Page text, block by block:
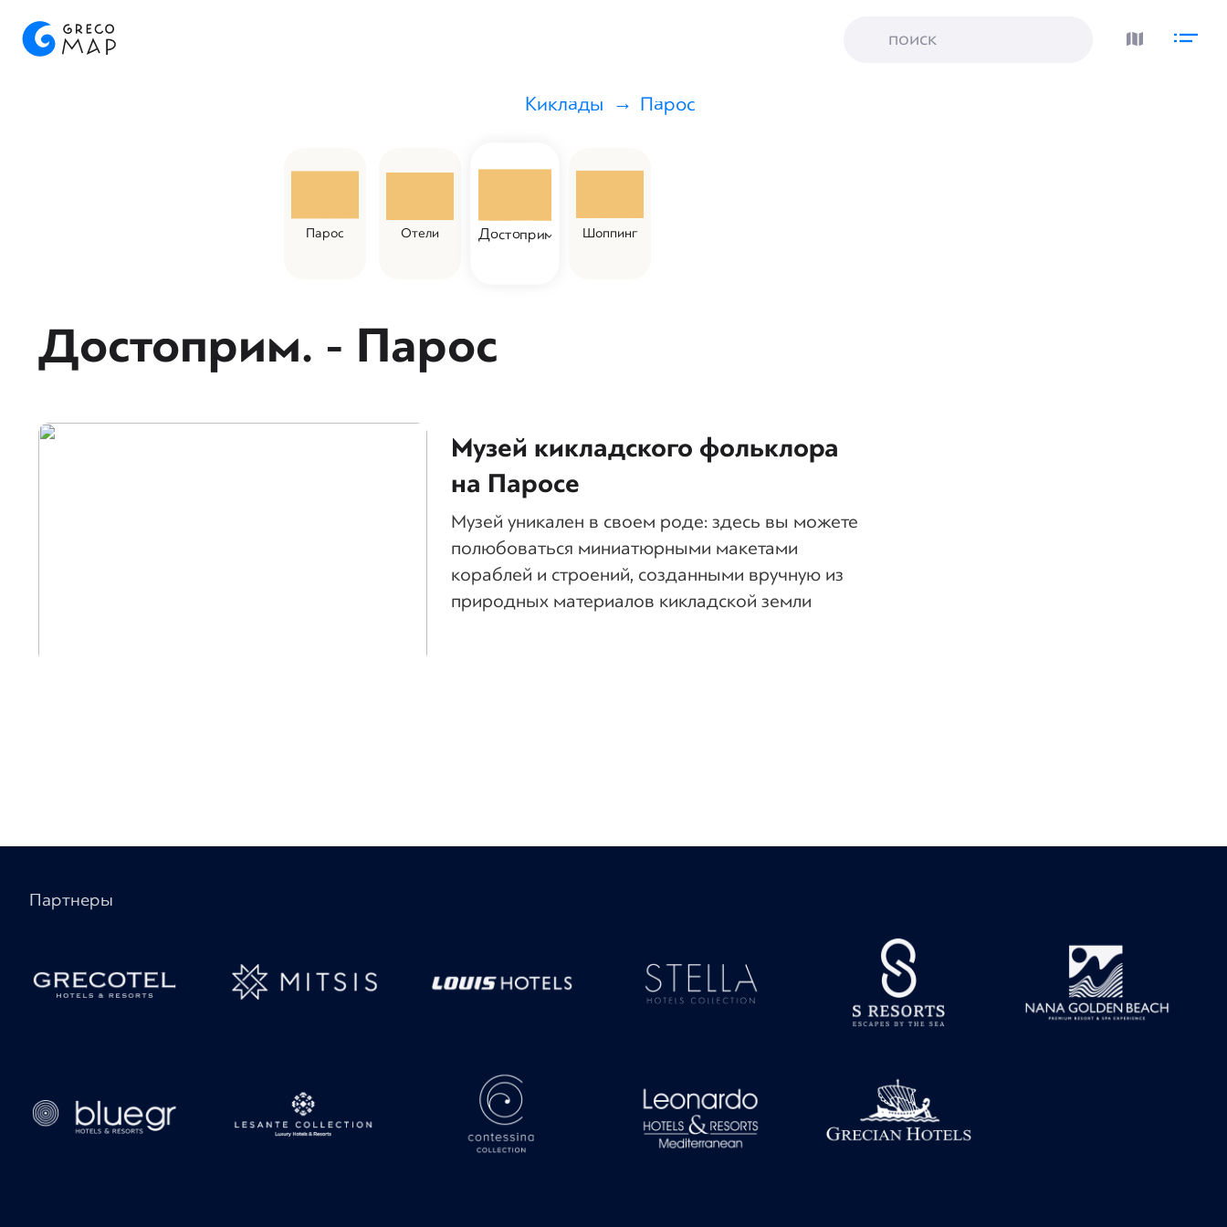
Киклады Парос
Парос Отели Достоприм. Шоппинг
Достоприм. - Парос
Музей кикладского фольклора
на Паросе
Музей уникален в своем роде: здесь вы можете
полюбоваться миниатюрными макетами
кораблей и строений, созданными вручную из
природных материалов кикладской земли
Партнеры